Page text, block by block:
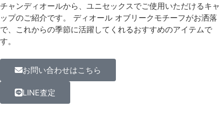
チャンディオールから、ユニセックスでご使用いただけるキャ
ップのご紹介です。 ディオール オブリークモチーフがお洒落
で、これからの季節に活躍してくれるおすすめのアイテムで
す。
お問い合わせはこちら
LINE査定